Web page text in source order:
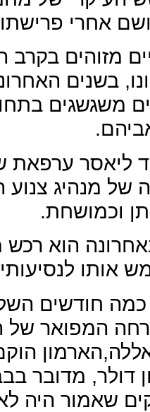
אחרי
מזוהים
בשנים
משגשגים
ליאסר ערפאת
של מנהיג
וכמושחת.
אותו
כמה חודשים
המפואר של
שאמור היה